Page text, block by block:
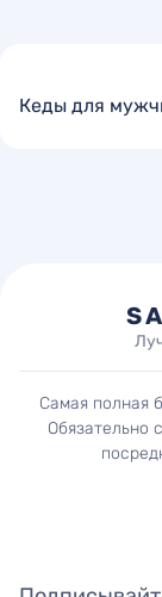
Кеды для
Самая полная
Обязательно